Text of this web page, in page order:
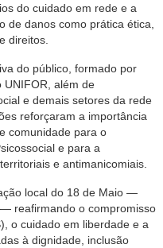
do cuidado em rede e a
de danos como prática ética,
direitos.
do público, formado por
UNIFOR, além de
e demais setores da rede
reforçaram a importância
comunidade para o
e para a
e antimanicomiais.
local do 18 de Maio —
reafirmando o compromisso
o cuidado em liberdade e a
à dignidade, inclusão